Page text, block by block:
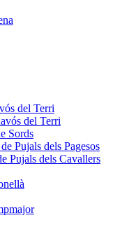
del Terri
del Terri
Sords
Pujals dels Pagesos
Pujals dels Cavallers